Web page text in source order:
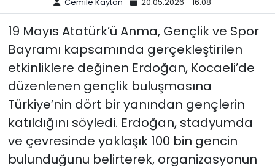
19 Mayıs Atatürk’ü Anma, Gençlik ve Spor
Bayramı kapsamında gerçekleştirilen
etkinliklere değinen Erdoğan, Kocaeli’de
düzenlenen gençlik buluşmasına
Türkiye’nin dört bir yanından gençlerin
katıldığını söyledi. Erdoğan, stadyumda
ve çevresinde yaklaşık 100 bin gencin
bulunduğunu belirterek, organizasyonun